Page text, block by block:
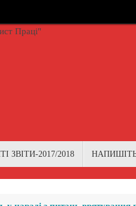
ЗВІТИ-2017/2018